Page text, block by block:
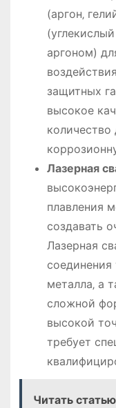
(аргон‚
(углекислый
аргоном)
защитных
высокое
Лазерная
плавления
создавать
Лазерная
соединения
металла‚ а
сложной
высокой
требует
Читать статью